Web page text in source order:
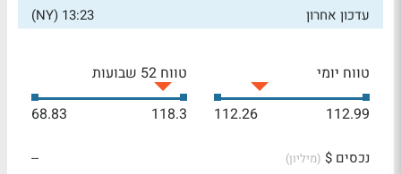
עדכון אחרון
13:23 (NY)
טווח יומי
112.99
112.26
טווח 52 שבועות
118.3
68.83
נכסים $ (מיליון)
--